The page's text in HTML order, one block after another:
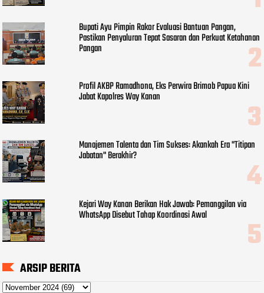
Bupati Ayu Pimpin Rakor Evaluasi Bantuan Pangan,
Pastikan Penyaluran Tepat Sasaran dan Perkuat Ketahanan
Pangan
Profil AKBP Ramadhona, Eks Perwira Brimob Papua Kini
Jabat Kapolres Way Kanan
Manajemen Talenta dan Tim Sukses: Akankah Era "Titipan
Jabatan" Berakhir?
Kejari Way Kanan Berikan Hak Jawab: Pemanggilan via
WhatsApp Disebut Tahap Koordinasi Awal
ARSIP BERITA